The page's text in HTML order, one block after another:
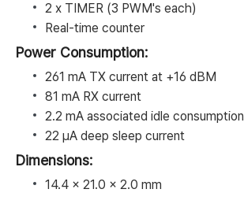
2 x TIMER (3 PWM's each)
Real-time counter
Power Consumption:
261 mA TX current at +16 dBM
81 mA RX current
2.2 mA associated idle consumption
22 μA deep sleep current
Dimensions:
14.4 x 21.0 x 2.0 mm